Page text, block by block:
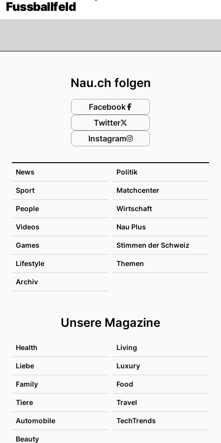
Fussballfeld
News Politik
Sport Matchcenter
People Wirtschaft
Videos Nau Plus
Games Stimmen der Schweiz
Lifestyle Themen
Archiv
Unsere Magazine
Health Living
Liebe Luxury
Family Food
Tiere Travel
Automobile TechTrends
Beauty
Nau.ch folgen
Facebook
Twitter
Instagram